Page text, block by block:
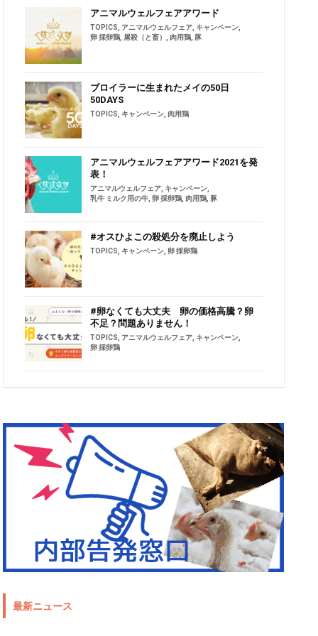
アニマルウェルフェアアワード
TOPICS アニマルウェルフェア キャンペーン
卵 採卵鶏 屠殺（と畜） ,肉用鶏 豚
ブロイラーに生まれたメイの50日
50DAYS
TOPICS キャンペーン ,肉用鶏
アニマルウェルフェアアワード2021を発
表！
アニマルウェルフェア キャンペーン
乳牛 ミルク用の牛 卵 採卵鶏 ,肉用鶏 豚
#オスひよこの殺処分を廃止しよう
TOPICS キャンペーン 卵 採卵鶏
#卵なくても大丈夫 卵の価格高騰？卵
不足？問題ありません！
TOPICS アニマルウェルフェア キャンペーン
卵 採卵鶏
最新ニュース